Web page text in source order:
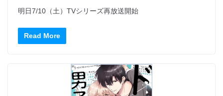
明日7/10（土）TVシリーズ再放送開始
Read More